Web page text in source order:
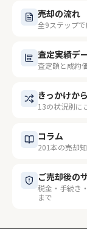
売却の流れ
全9ステップ
査定実績デ
査定額と成約
きっかけか
13の状況別に
コラム
201本の売却
ご売却後の
税金・手続き
まで